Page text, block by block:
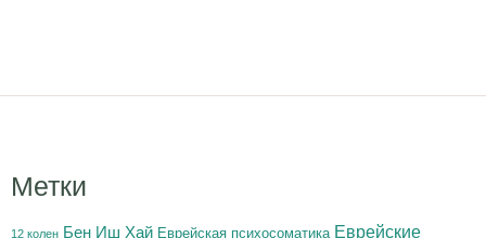
Метки
12 колен Бен Иш Хай Еврейская психосоматика Еврейские